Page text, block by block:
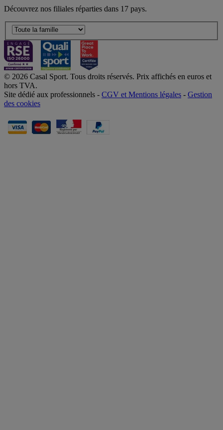
Découvrez nos filiales réparties dans 17 pays.
© 2026 Casal Sport. Tous droits réservés. Prix affichés en euros et
hors TVA.
Site dédié aux professionnels - CGV et Mentions légales - Gestion
des cookies